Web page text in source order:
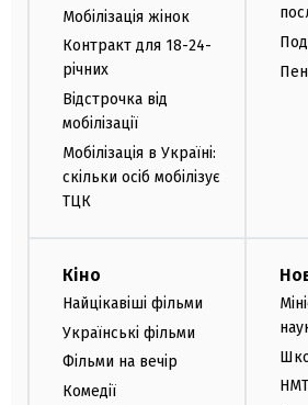
Мобілізація жінок
Контракт для 18-24-
річних
Відстрочка від
мобілізації
Мобілізація в Україні:
скільки осіб мобілізує
ТЦК
Кіно
Найцікавіші фільми
Українські фільми
Фільми на вечір
Комедії